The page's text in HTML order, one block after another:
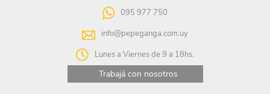
095 977 750
info@pepeganga.com.uy
Lunes a Viernes de 9 a 18hs.
Trabajá con nosotros